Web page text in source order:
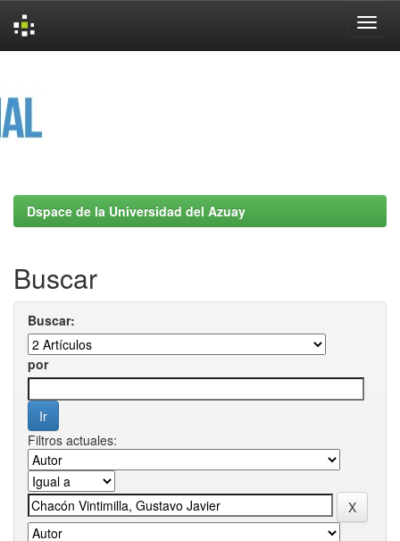
Dspace de la Universidad del Azuay
Buscar
Buscar:
por
Filtros actuales: